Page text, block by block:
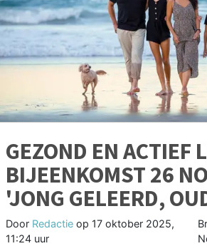
GEZOND EN ACTIEF
BIJEENKOMST 26
'JONG GELEERD,
Door Redactie op 17 oktober 2025,
11:24 uur